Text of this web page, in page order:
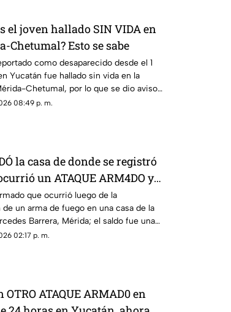
el joven hallado SIN VIDA en
Chetumal? Esto se sabe
como desaparecido desde el 1
Yucatán fue hallado sin vida en la
Chetumal, por lo que se dio aviso
08:49 p. m.
la casa de donde se registró
un ATAQUE ARM4DO y
que ocurrió luego de la
un arma de fuego en una casa de la
Barrera, Mérida; el saldo fue una
y un hombre baleado.
02:17 p. m.
OTRO ATAQUE ARMAD0 en